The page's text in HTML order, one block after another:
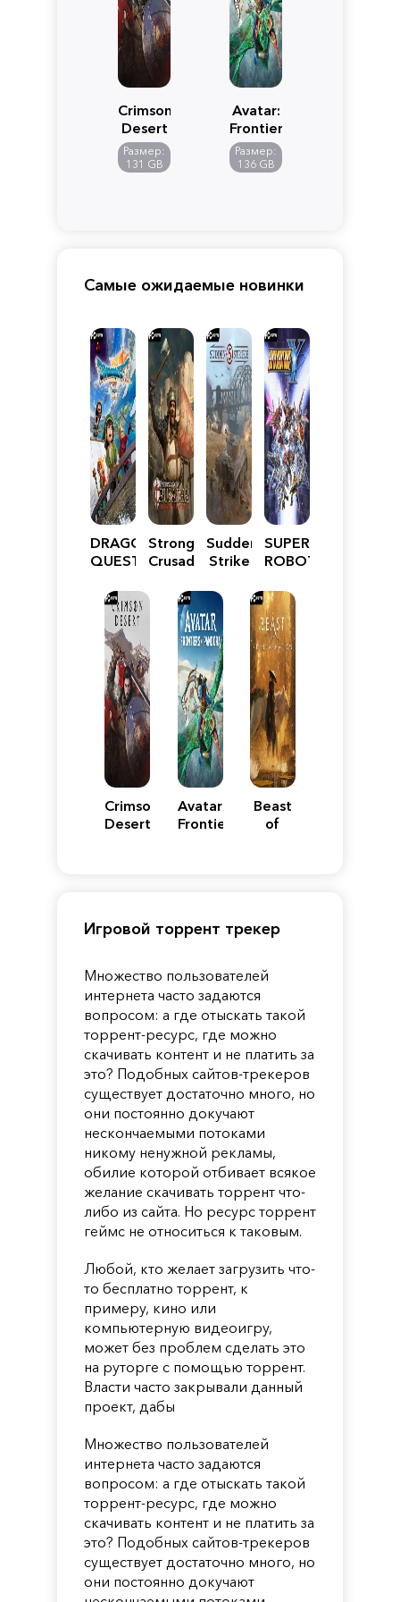
Crimson
Desert
Размер:
131 GB
Avatar:
Frontiers
of
Pandora
Размер:
136 GB
Самые ожидаемые новинки
DRAGON
QUEST
Reimagined
Stronghold
Crusader:
Edition
Sudden
Strike
SUPER
ROBOT
Y
Crimson
Desert
Avatar:
Frontiers
Beast
of
Игровой торрент трекер
Множество пользователей
интернета часто задаются
вопросом: а где отыскать такой
торрент-ресурс, где можно
скачивать контент и не платить за
это? Подобных сайтов-трекеров
существует достаточно много, но
они постоянно докучают
нескончаемыми потоками
никому ненужной рекламы,
обилие которой отбивает всякое
желание скачивать торрент что-
либо из сайта. Но ресурс торрент
геймс не относиться к таковым.
Любой, кто желает загрузить что-
то бесплатно торрент, к
примеру, кино или
компьютерную видеоигру,
может без проблем сделать это
на руторге с помощью торрент.
Власти часто закрывали данный
проект, дабы
Множество пользователей
интернета часто задаются
вопросом: а где отыскать такой
торрент-ресурс, где можно
скачивать контент и не платить за
это? Подобных сайтов-трекеров
существует достаточно много, но
они постоянно докучают